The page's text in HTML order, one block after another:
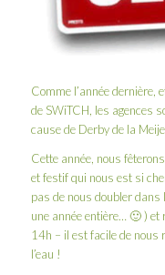
Comme l’année dernière,
de SWiTCH, les agences
cause de Derby de la Meije
Cette année, nous
et festif qui nous est si
pas de nous doubler
une année entière… 🙂 )
14h – il est facile de nous
l’eau !